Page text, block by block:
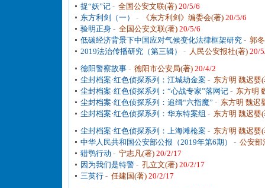
捉“妖”记 - 全国公安文联(著) 20/5/6
东方利剑（一）
- 《东方利剑》编委会(著) 20/5/6
验明正身 - 全国公安文联(著) 20/5/6
低碳经济背景下中国应对气候变化法律框架研究 - 郭
2019法治传播研究（第三辑）
- 人民公安报社(著) 20/
德阳警察故事 - 德阳市公安局(著) 20/4/2
尘封档案·红色侦探系列：江城劫金案 - 东方明 魏迟婴
尘封档案·红色侦探系列：“心战专家”落网记 - 东方明
尘封档案·红色侦探系列：追缉“六指魔” - 东方明 魏迟
尘封档案·红色侦探系列：华东特案组 - 东方明 魏迟婴
尘封档案·红色侦探系列：上海滩枪案 - 东方明 魏迟婴
中华人民共和国公安部公报（2019年第6期）
- 公安部
猎鸮行动 - 宁志凡(著) 20/2/17
因为我们是特警 - 孔立文(著) 20/2/17
三英行 - 任建国(著) 20/2/17